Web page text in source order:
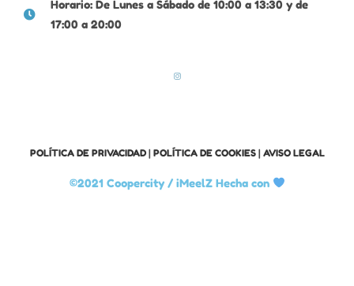
Horario: De Lunes a Sábado de 10:00 a 13:30 y de
17:00 a 20:00
POLÍTICA DE PRIVACIDAD| POLÍTICA DE COOKIES| AVISO LEGAL
©2021 Coopercity /iMeelZ Hecha con